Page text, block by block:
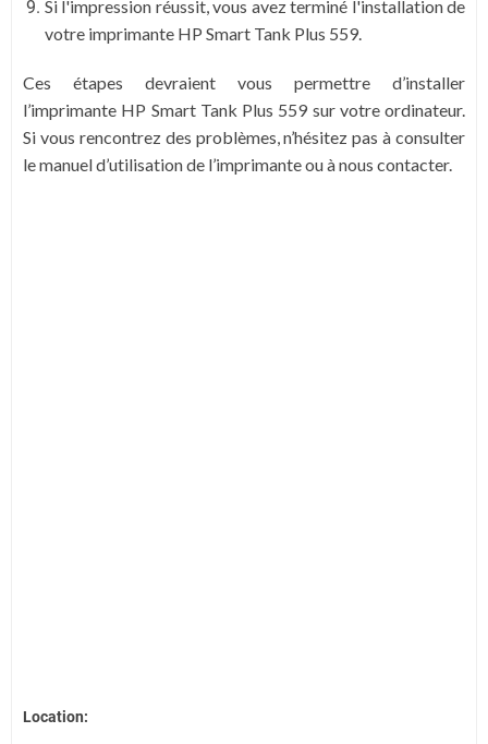
Si l'impression réussit, vous avez terminé l'installation de
votre imprimante HP Smart Tank Plus 559.
Ces étapes devraient vous permettre d’installer
l’imprimante HP Smart Tank Plus 559 sur votre ordinateur.
Si vous rencontrez des problèmes, n’hésitez pas à consulter
le manuel d’utilisation de l’imprimante ou à nous contacter.
Location: